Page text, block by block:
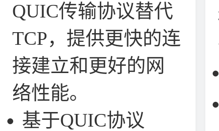
QUIC传输协议替代
TCP，提供更快的连
接建立和更好的网
络性能。
基于QUIC协议